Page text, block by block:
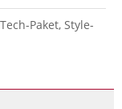
Paket, Style-